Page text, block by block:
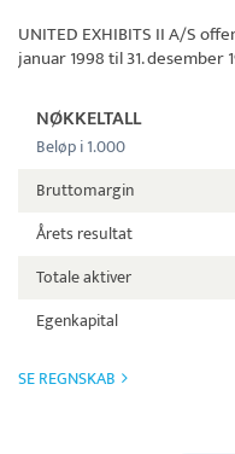
UNITED EXHIBITS II A/S
januar 1998 til 31. desember
NØKKELTALL
Beløp i 1.000
Bruttomargin
Årets resultat
Totale aktiver
Egenkapital
SE REGNSKAB